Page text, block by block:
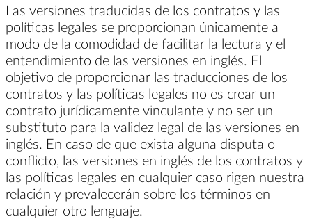
Las versiones traducidas de los contratos y las
políticas legales se proporcionan únicamente a
modo de la comodidad de facilitar la lectura y el
entendimiento de las versiones en inglés. El
objetivo de proporcionar las traducciones de los
contratos y las políticas legales no es crear un
contrato jurídicamente vinculante y no ser un
substituto para la validez legal de las versiones en
inglés. En caso de que exista alguna disputa o
conflicto, las versiones en inglés de los contratos y
las políticas legales en cualquier caso rigen nuestra
relación y prevalecerán sobre los términos en
cualquier otro lenguaje.